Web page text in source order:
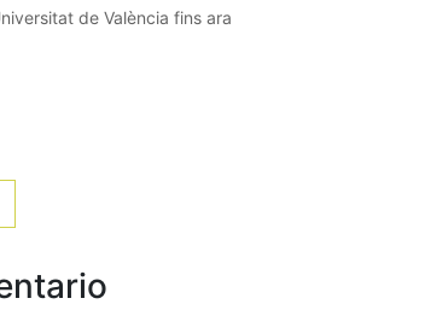
de València fins ara